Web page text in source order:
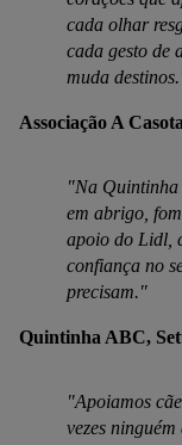
cada olhar
cada gesto de
muda
Associação A
"Na
em abrigo,
apoio do Lidl,
confiança no
precisam."
Quintinha ABC,
"Apoiamos
vezes